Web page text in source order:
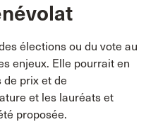
élections ou du vote au
enjeux. Elle pourrait en
prix et de
et les lauréats et
proposée.